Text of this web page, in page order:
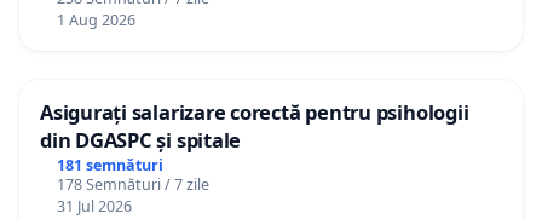
1 Aug 2026
Asigurați salarizare corectă pentru psihologii
din DGASPC și spitale
181 semnături
178 Semnături / 7 zile
31 Jul 2026